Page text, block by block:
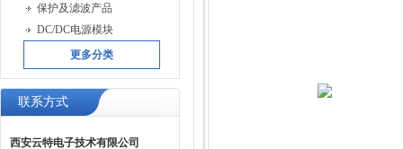
保护及滤波产品
DC/DC电源模块
更多分类
联系方式
西安云特电子技术有限公司